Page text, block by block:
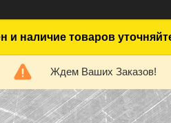
и наличие товаров
Ждем Ваших Заказов!